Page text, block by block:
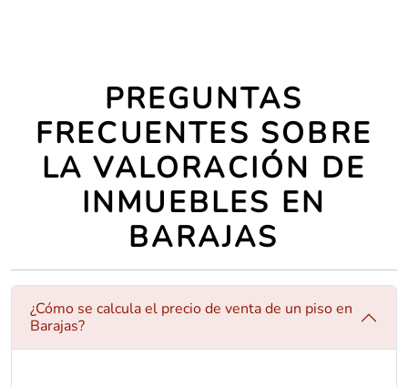
PREGUNTAS
FRECUENTES SOBRE
LA VALORACIÓN DE
INMUEBLES EN
BARAJAS
¿Cómo se calcula el precio de venta de un piso en
Barajas?